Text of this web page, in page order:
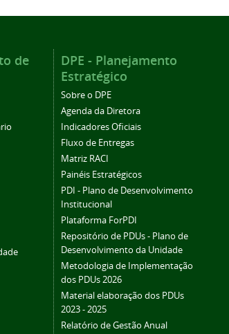
de
DPE - Planejamento
Estratégico
Sobre o DPE
Agenda da Diretora
Indicadores Oficiais
Fluxo de Entregas
Matriz RACI
Painéis Estratégicos
PDI - Plano de Desenvolvimento
Institucional
Plataforma ForPDI
Repositório de PDUs - Plano de
Desenvolvimento da Unidade
Metodologia de Implementação
dos PDUs 2026
Material elaboração dos PDUs
2023 - 2025
Relatório de Gestão Anual